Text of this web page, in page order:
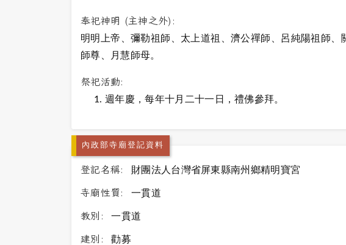
奉祀神明 (主神之外):
明明上帝、彌勒祖師、太上道祖、濟公禪師、呂純陽祖師
師尊、月慧師母。
祭祀活動:
週年慶，每年十月二十一日，禮佛參拜。
內政部寺廟登記資料
登記名稱: 財團法人台灣省屏東縣南州鄉精明寶宮
寺廟性質: 一貫道
教別: 一貫道
建別: 勸募